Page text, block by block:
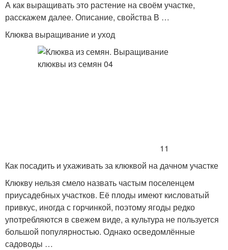
А как выращивать это растение на своём участке,
расскажем далее. Описание, свойства В …
Клюква выращивание и уход
11
Как посадить и ухаживать за клюквой на дачном участке
Клюкву нельзя смело назвать частым поселенцем
приусадебных участков. Её плоды имеют кисловатый
привкус, иногда с горчинкой, поэтому ягоды редко
употребляются в свежем виде, а культура не пользуется
большой популярностью. Однако осведомлённые
садоводы …